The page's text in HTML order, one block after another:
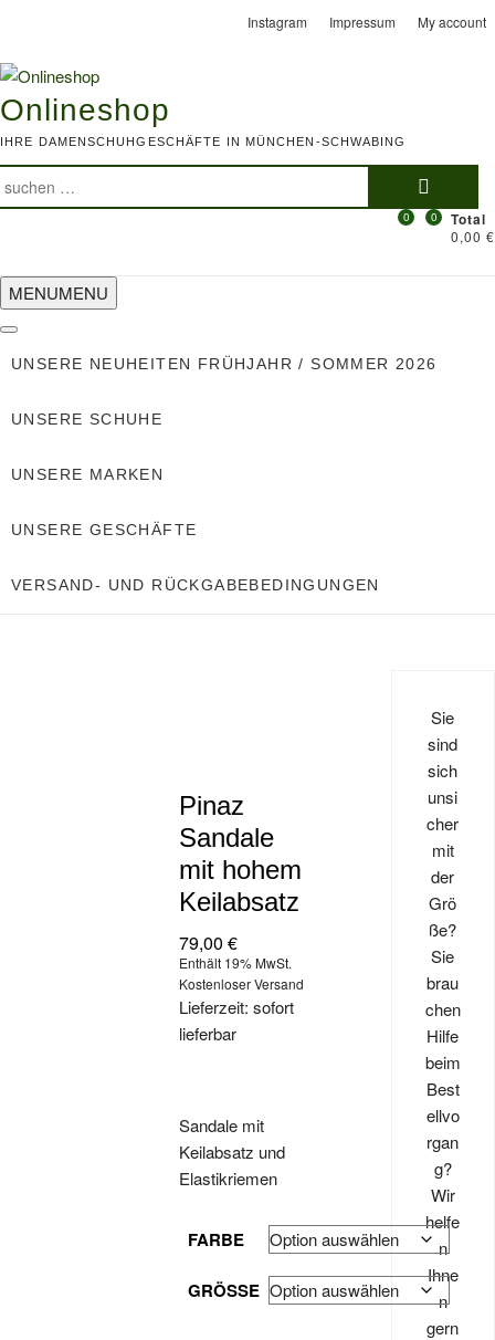
content
Instagram Impressum My account
Onlineshop
IHRE DAMENSCHUHGESCHÄFTE IN MÜNCHEN-SCHWABING
Suchen
0 Total
0,00 €
0
MENUMENU
UNSERE NEUHEITEN FRÜHJAHR / SOMMER 2026
UNSERE SCHUHE
UNSERE MARKEN
UNSERE GESCHÄFTE
VERSAND- UND RÜCKGABEBEDINGUNGEN
Pinaz
Sandale
mit hohem
Keilabsatz
79,00 €
Enthält 19% MwSt.
Kostenloser Versand
Lieferzeit: sofort
lieferbar
Sandale mit
Keilabsatz und
Elastikriemen
FARBE
GRÖSSE
Sie
sind
sich
unsi
cher
mit
der
Grö
ße?
Sie
brau
chen
Hilfe
beim
Best
ellvo
rgan
g?
Wir
helfe
n
Ihne
n
gern